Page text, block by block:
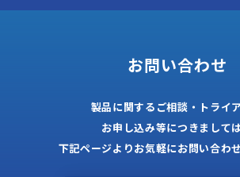
お問い合わせ
製品に関するご相談・トライ
お申し込み等につきましては
下記ページよりお気軽にお問い合わ